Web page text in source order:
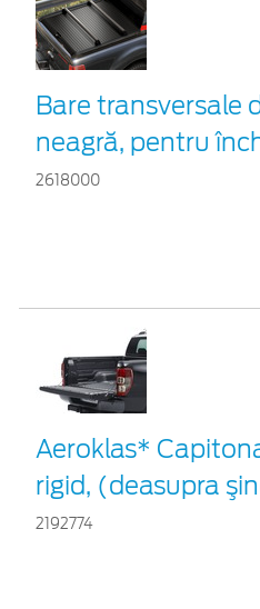
Bare transversale
neagră, pentru
2618000
Aeroklas*
rigid, (deasupra
2192774